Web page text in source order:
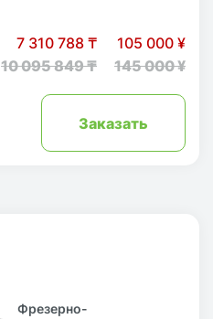
7 310 788 ₸
10 095 849 ₸
105 000 ¥
145 000 ¥
Заказать
Фрезерно-